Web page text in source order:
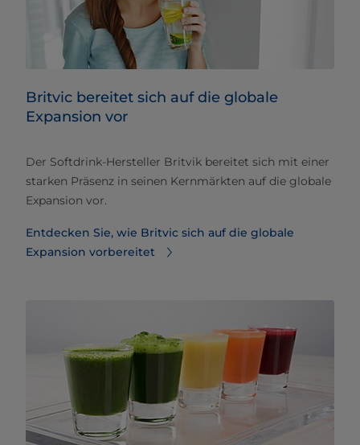
Britvic bereitet sich auf die globale
Expansion vor
Der Softdrink-Hersteller Britvik bereitet sich mit einer
starken Präsenz in seinen Kernmärkten auf die globale
Expansion vor.
Entdecken Sie, wie Britvic sich auf die globale
Expansion vorbereitet